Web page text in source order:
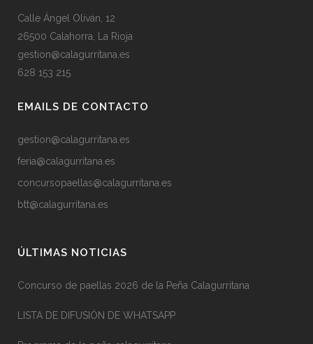
Calle Ángel Oliván, 12
26500 Calahorra, La Rioja
gestion@calagurritana.es
628 153 215
EMAILS DE CONTACTO
gestion@calagurritana.es
feria@calagurritana.es
concursopaellas@calagurritana.es
btt@calagurritana.es
ÚLTIMAS NOTICIAS
Concurso de paellas 2026 de la Peña Calagurritana
LISTA DE DIFUSIÓN DE WHATSAPP